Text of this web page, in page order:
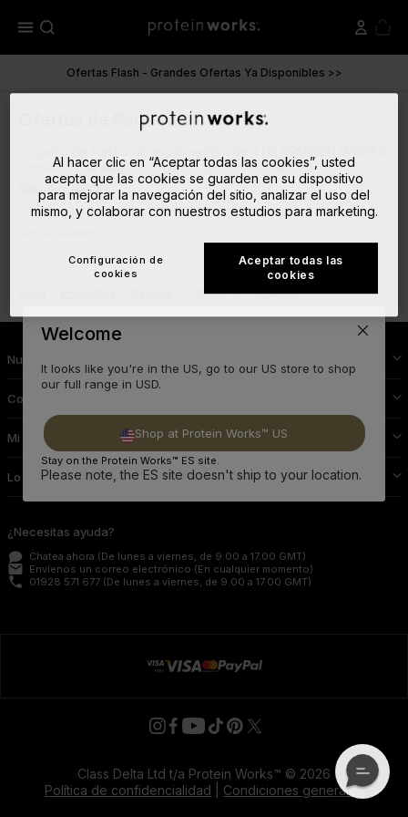
menu
Ofertas Flash - Grandes Ofertas Ya Disponibles >>
Ofertas de Paquetes
contiene una selección de los productos má...
Seguir leyendo
Ofertas de Paquetes
Nutrición Deportiva
Conoce Protein Works
Mi Perfil Protein Works
Lo Demás
¿Necesitas ayuda?
Chatea ahora (De lunes a viernes, de 9.00 a 17.00 GMT)
email Envíenos un correo electrónico (En cualquier momento)
phone 01928 571 677 (De lunes a viernes, de 9.00 a 17.00 GMT)
Class Delta Ltd t/a Protein Works™ © 2026
Política de confidencialidad
Condiciones generales
Al hacer clic en “Aceptar todas las cookies”, usted
acepta que las cookies se guarden en su dispositivo
para mejorar la navegación del sitio, analizar el uso del
mismo, y colaborar con nuestros estudios para marketing.
Aceptar todas las
cookies
Configuración de
cookies
Welcome
It looks like you're in the US, go to our US store to shop
our full range in USD.
Shop at Protein Works™ US
Stay on the Protein Works™ ES site.
Please note, the ES site doesn't ship to your location.